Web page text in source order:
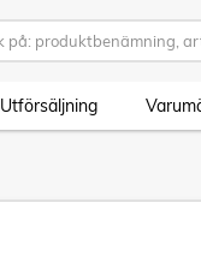
Utförsäljning